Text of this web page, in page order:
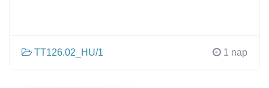
TT126.02_HU/1 1 nap